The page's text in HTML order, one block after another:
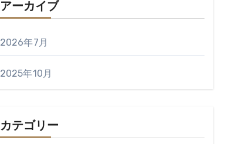
アーカイブ
2026年7月
2025年10月
カテゴリー